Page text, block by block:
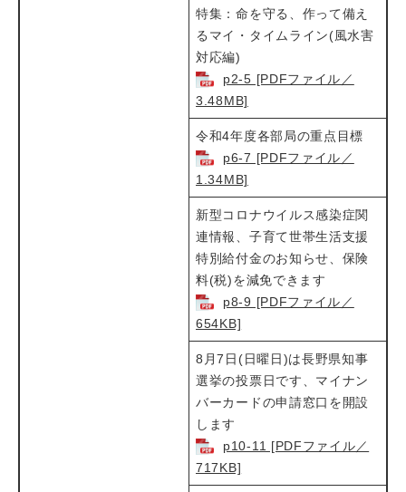
特集：命を守る、作って備え
るマイ・タイムライン(風水害
対応編)
p2-5 [PDFファイル／
3.48MB]
令和4年度各部局の重点目標​
p6-7 [PDFファイル／
1.34MB]
新型コロナウイルス感染症関
連情報、子育て世帯生活支援
特別給付金のお知らせ、保険
料(税)を減免できます
p8-9 [PDFファイル／
654KB]
8月7日(日曜日)は長野県知事
選挙の投票日です、マイナン
バーカードの申請窓口を開設
します​
p10-11 [PDFファイル／
717KB]